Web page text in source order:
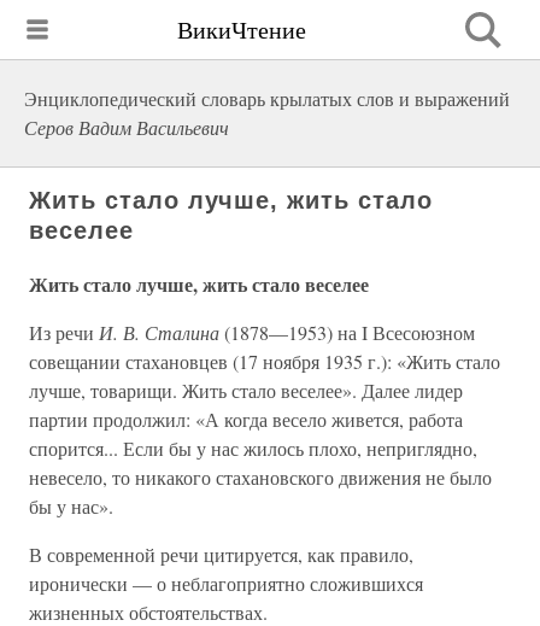
ВикиЧтение
Энциклопедический словарь крылатых слов и выражений
Серов Вадим Васильевич
Жить стало лучше, жить стало
веселее
Жить стало лучше, жить стало веселее
Из речи И. В. Сталина(1878—1953) на I Всесоюзном
совещании стахановцев (17 ноября 1935 г.): «Жить стало
лучше, товарищи. Жить стало веселее». Далее лидер
партии продолжил: «А когда весело живется, работа
спорится... Если бы у нас жилось плохо, неприглядно,
невесело, то никакого стахановского движения не было
бы у нас».
В современной речи цитируется, как правило,
иронически — о неблагоприятно сложившихся
жизненных обстоятельствах.